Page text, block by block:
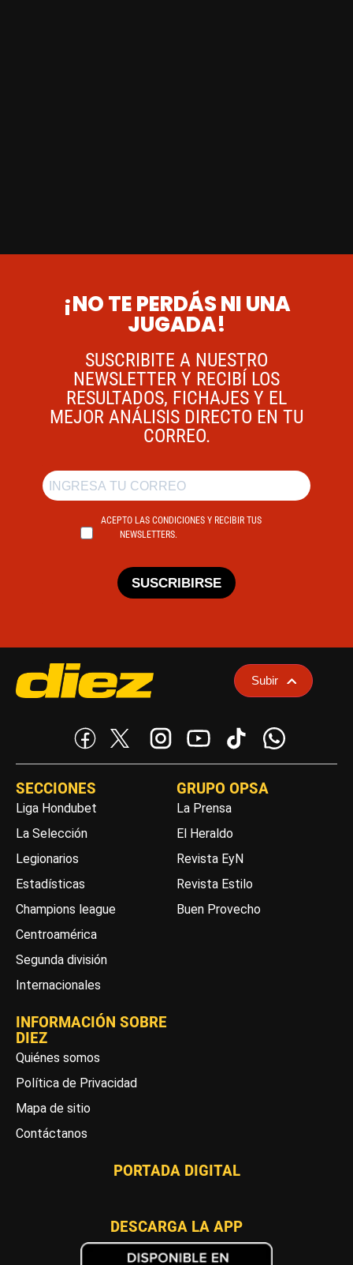
¡NO TE PERDÁS NI UNA
JUGADA!
SUSCRIBITE A NUESTRO
NEWSLETTER Y RECIBÍ LOS
RESULTADOS, FICHAJES Y EL
MEJOR ANÁLISIS DIRECTO EN TU
CORREO.
ACEPTO LAS CONDICIONES Y RECIBIR TUS
NEWSLETTERS.
SUSCRIBIRSE
Subir
SECCIONES
Liga Hondubet
La Selección
Legionarios
Estadísticas
Champions league
Centroamérica
Segunda división
Internacionales
GRUPO OPSA
La Prensa
El Heraldo
Revista EyN
Revista Estilo
Buen Provecho
INFORMACIÓN SOBRE
DIEZ
Quiénes somos
Política de Privacidad
Mapa de sitio
Contáctanos
PORTADA DIGITAL
DESCARGA LA APP